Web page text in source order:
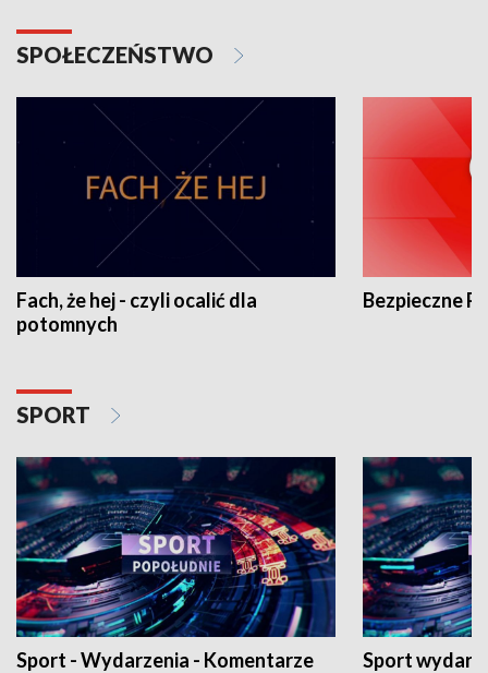
SPOŁECZEŃSTWO
Fach, że hej - czyli ocalić dla
potomnych
Bezpieczne
SPORT
Sport - Wydarzenia - Komentarze Sport